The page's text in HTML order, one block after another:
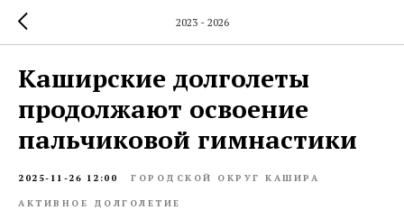
2023 - 2026
Каширские долголеты
продолжают освоение
пальчиковой гимнастики
2025-11-26 12:00 ГОРОДСКОЙ ОКРУГ КАШИРА
АКТИВНОЕ ДОЛГОЛЕТИЕ